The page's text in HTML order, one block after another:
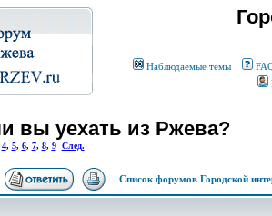
Наблюдаемые темы
вы уехать из Ржева?
4, 5, 6, 7, 8, 9 След.
Список форумов Городской